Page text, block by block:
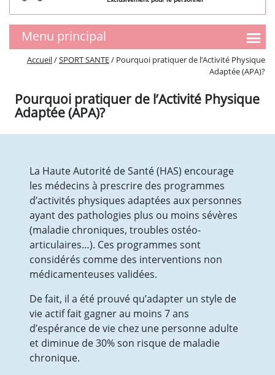
Menu principal
SMR
Visite
Vie quotidienne
Les Médicaments
Droits et obligations
Votre séjour
Les Comités
EHPAD
Présentation de l’équipe
Tarifs et aides financières
Vie quotidienne
Les Médicaments
Droits et obligations
Prestations & Animations
Votre séjour
Visite
Le PASA
Les Comités
Accueil/SPORT SANTE/ Pourquoi pratiquer de l’Activité Physique
Adaptée (APA)?
Pourquoi pratiquer de l’Activité Physique
Adaptée (APA)?
La Haute Autorité de Santé (HAS) encourage
les médecins à prescrire des programmes
d’activités physiques adaptées aux personnes
ayant des pathologies plus ou moins sévères
(maladie chroniques, troubles ostéo-
articulaires…). Ces programmes sont
considérés comme des interventions non
médicamenteuses validées.
De fait, il a été prouvé qu’adapter un style de
vie actif fait gagner au moins 7 ans
d’espérance de vie chez une personne adulte
et diminue de 30% son risque de maladie
chronique.